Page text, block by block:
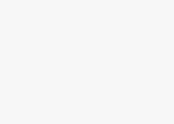
Em 2010 prossegue os
Superior de Música de
Massarrão, onde
saxofone e o mestrado
Frequentou
Roque, José